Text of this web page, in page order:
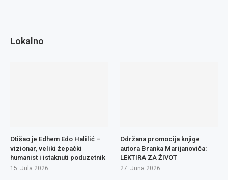
Lokalno
Otišao je Edhem Edo Halilić –
vizionar, veliki žepački
humanist i istaknuti poduzetnik
15. Jula 2026.
Održana promocija knjige
autora Branka Marijanovića:
LEKTIRA ZA ŽIVOT
27. Juna 2026.